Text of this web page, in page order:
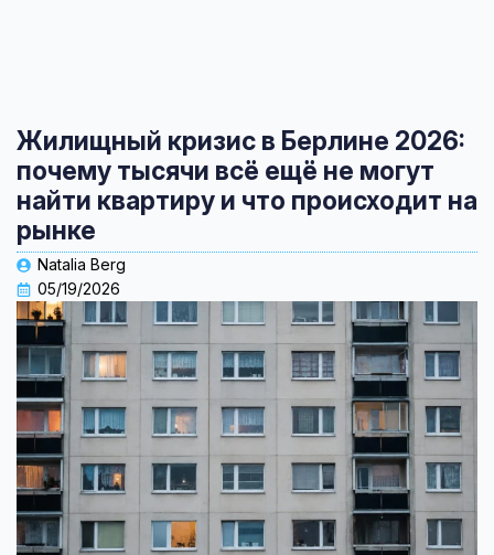
Жилищный кризис в Берлине 2026:
почему тысячи всё ещё не могут
найти квартиру и что происходит на
рынке
Natalia Berg
05/19/2026